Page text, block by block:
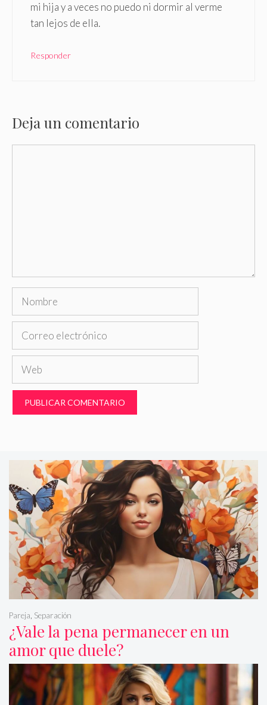
mi hija y a veces no puedo ni dormir al verme
tan lejos de ella.
Responder
Deja un comentario
Nombre
Correo
Web
¿Vale la pena permanecer en un
amor que duele?
Pareja Separación